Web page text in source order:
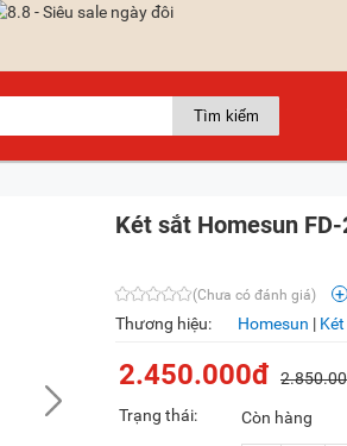
Két sắt Homesun
(Chưa có đánh giá)
Thương hiệu:
Homesun |
2.450.000đ
Trạng thái:
Còn hàng